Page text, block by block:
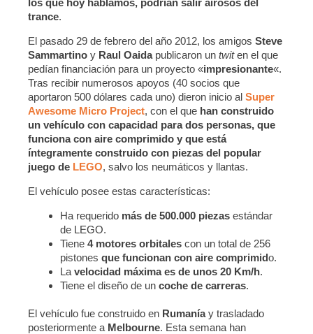
trance.
El pasado 29 de febrero del año 2012, los amigos Steve
Sammartino y Raul Oaidapublicaron un twiten el que
pedían financiación para un proyecto «impresionante«.
Tras recibir numerosos apoyos (40 socios que
aportaron 500 dólares cada uno) dieron inicio al Super
Awesome Micro Project, con el que han construido
un vehículo con capacidad para dos personas, que
funciona con aire comprimido y que está
íntegramente construido con piezas del popular
juego de LEGO, salvo los neumáticos y llantas.
El vehículo posee estas características:
Ha requerido más de 500.000 piezas estándar
de LEGO.
Tiene4 motores orbitales con un total de 256
pistonesque funcionan con aire comprimido.
Lavelocidad máxima es de unos 20 Km/h.
Tiene el diseño de uncoche de carreras.
El vehículo fue construido en Rumaníay trasladado
posteriormente a Melbourne. Esta semana han